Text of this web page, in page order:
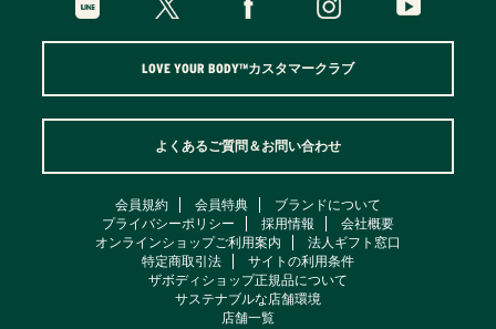
LOVE YOUR BODY™カスタマークラブ
よくあるご質問＆お問い合わせ
会員規約 会員特典
ブランドについて
プライバシーポリシー
採用情報
会社概要
オンラインショップご利用案内
法人ギフト窓口
特定商取引法
サイトの利用条件
ザボディショップ正規品について
サステナブルな店舗環境
店舗一覧